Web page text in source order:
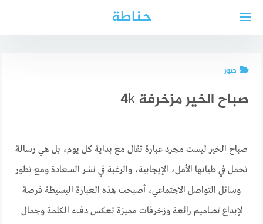
حناطة
صور
صباح الخير مزخرفة 4k
صباح الخير ليست مجرد عبارة تقال مع بداية كل يوم، بل هي رسالة
تحمل في طياتها الأمل، الإيجابية، والرغبة في نشر السعادة ومع تطور
وسائل التواصل الاجتماعي، أصبحت هذه العبارة البسيطة فرصة
لإبداع تصاميم رائعة وزخرفات مميزة تعكس دفء الكلمة وجمال